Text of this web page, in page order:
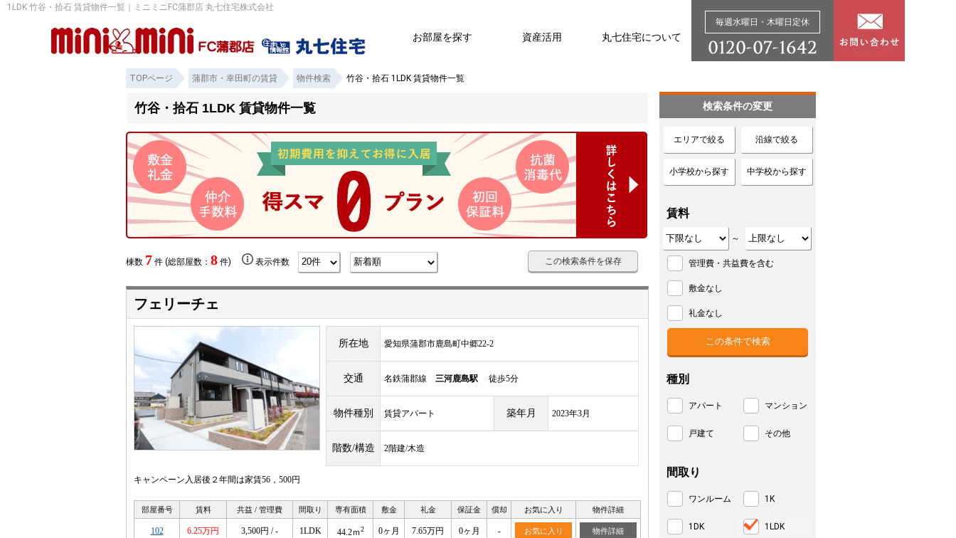
1LDK 竹谷・拾石 賃貸物件一覧｜ミニミニFC蒲郡店 丸七住宅株式会社
お部屋を探す 資産活用 丸七住宅について
毎週水曜日・木曜日定休
TOPページ 蒲郡市・幸田町の賃貸 物件検索 竹谷・拾石 1LDK 賃貸物件一覧
竹谷・拾石 1LDK 賃貸物件一覧
棟数 7 件 (総部屋数： 8 件) 表示件数 この検索条件を保存
フェリーチェ
所在地 愛知県蒲郡市鹿島町中郷22-2
交通 名鉄蒲郡線 三河鹿島駅 徒歩5分
物件種別 賃貸アパート 築年月 2023年3月
階数/構造 2階建/木造
キャンペーン入居後２年間は家賃56，500円
部屋番号 賃料 共益 / 管理費 間取り 専有面積 敷金 礼金 保証金 償却 お気に入り 物件詳細
102 6.25万円 3,500円 / - 1LDK 44.2ｍ2 0ヶ月 7.65万円 0ヶ月 - お気に入り 物件詳細
検索条件の変更
エリアで絞る 沿線で絞る
小学校から探す 中学校から探す
賃料
～
管理費・共益費を含む
敷金なし
礼金なし
種別
アパート マンション
戸建て その他
間取り
ワンルーム 1K
1DK 1LDK